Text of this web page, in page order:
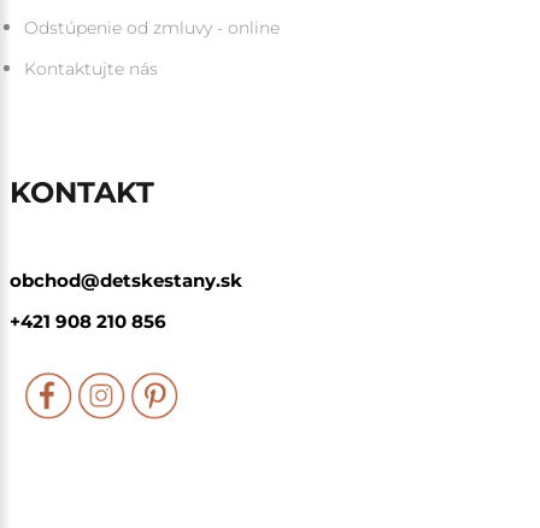
Odstúpenie od zmluvy - online
Kontaktujte nás
KONTAKT
obchod@detskestany.sk
+421 908 210 856